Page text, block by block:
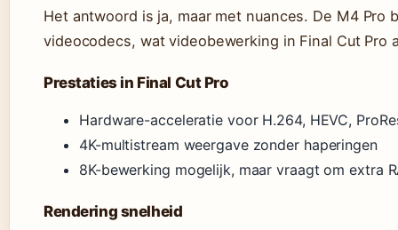
Het antwoord is ja, maar met nuances. De M4 Pro
videocodecs, wat videobewerking in Final Cut Pro
Prestaties in Final Cut Pro
Hardware-acceleratie voor H.264, HEVC,
4K-multistream weergave zonder haperingen
8K-bewerking mogelijk, maar vraagt om extra
Rendering snelheid